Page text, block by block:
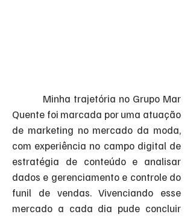
Minha trajetória no Grupo Mar
Quente foi marcada por uma atuação
de marketing no mercado da moda,
com experiência no campo digital de
estratégia de conteúdo e analisar
dados e gerenciamento e controle do
funil de vendas. Vivenciando esse
mercado a cada dia pude concluir